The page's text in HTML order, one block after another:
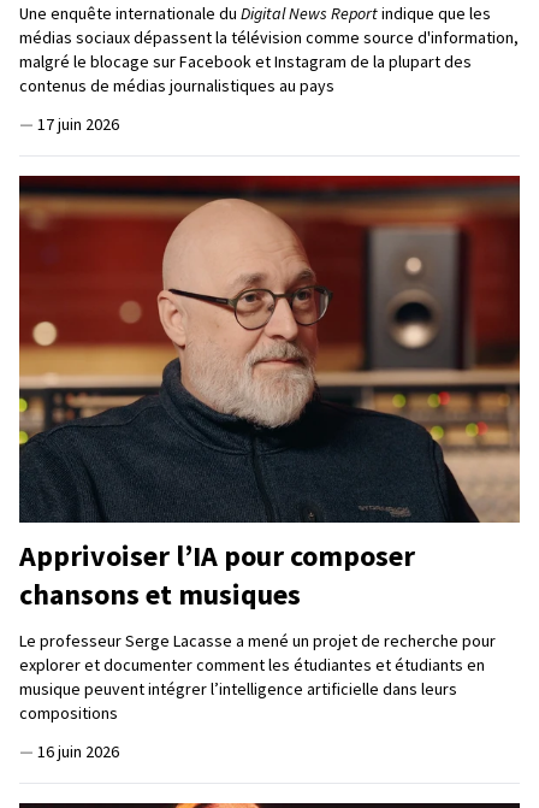
Une enquête internationale du Digital News Reportindique que les
médias sociaux dépassent la télévision comme source d'information,
malgré le blocage sur Facebook et Instagram de la plupart des
contenus de médias journalistiques au pays
— 17 juin 2026
Apprivoiser l’IA pour composer
chansons et musiques
Le professeur Serge Lacasse a mené un projet de recherche pour
explorer et documenter comment les étudiantes et étudiants en
musique peuvent intégrer l’intelligence artificielle dans leurs
compositions
— 16 juin 2026